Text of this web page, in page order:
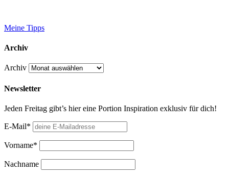
Meine Tipps
Archiv
Archiv
Newsletter
Jeden Freitag gibt’s hier eine Portion Inspiration exklusiv für dich!
E-Mail*
Vorname*
Nachname